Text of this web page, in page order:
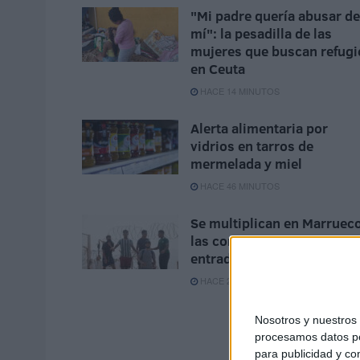
Nosotros y nuestros
procesamos datos
para publicidad y
"Mi padre quería abusar de
mí": la pesadilla de las
mujeres que buscan
en Ceuta
HACE 14 MINUTOS
Alerta alimentaria por
vidrios en tarros de
mermelada y miel
HACE 46 MINUTOS
Se multiplican en
las convocatorias para una
entrada masiva a España
HACE 2 HORAS